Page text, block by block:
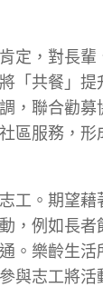
定，對長輩
「共餐」
，聯合勸
區服務，
工。期望
，例如長
。樂齡生
與志工將活